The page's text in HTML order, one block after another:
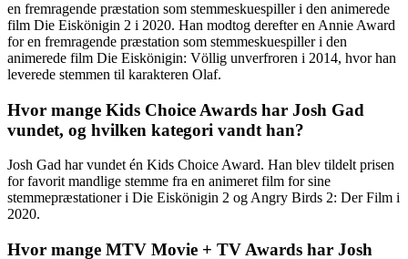
en fremragende præstation som stemmeskuespiller i den animerede
film Die Eiskönigin 2 i 2020. Han modtog derefter en Annie Award
for en fremragende præstation som stemmeskuespiller i den
animerede film Die Eiskönigin: Völlig unverfroren i 2014, hvor han
leverede stemmen til karakteren Olaf.
Hvor mange Kids Choice Awards har Josh Gad
vundet, og hvilken kategori vandt han?
Josh Gad har vundet én Kids Choice Award. Han blev tildelt prisen
for favorit mandlige stemme fra en animeret film for sine
stemmepræstationer i Die Eiskönigin 2 og Angry Birds 2: Der Film i
2020.
Hvor mange MTV Movie + TV Awards har Josh